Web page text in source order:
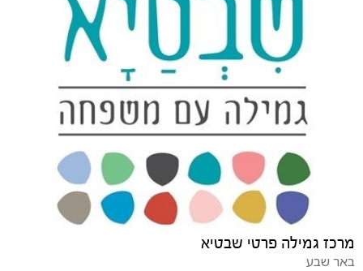
מרכז גמילה פרטי שבטיא
באר שבע